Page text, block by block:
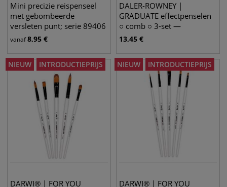
Mini precizie reispenseel
met gebombeerde
versleten punt; serie 89406
Raphael
vanaf8,95 €
DALER-ROWNEY |
GRADUATE effectpenselen
○ comb ○ 3-set —
synthetisch haar
13,45 €
NIEUW INTRODUCTIEPRIJS
DARWI® | FOR YOU
NIEUW INTRODUCTIEPRIJS
DARWI® | FOR YOU